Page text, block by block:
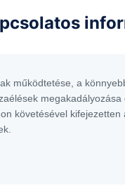
előzetes írásos engedélyével
– Erste Marketoldalon,
a
működtetése, a
megakadályozása
követésével kifejezetten